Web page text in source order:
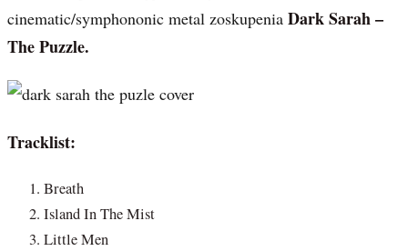
cinematic/symphononic metal zoskupenia Dark Sarah –
The Puzzle.
Tracklist:
Breath
Island In The Mist
Little Men